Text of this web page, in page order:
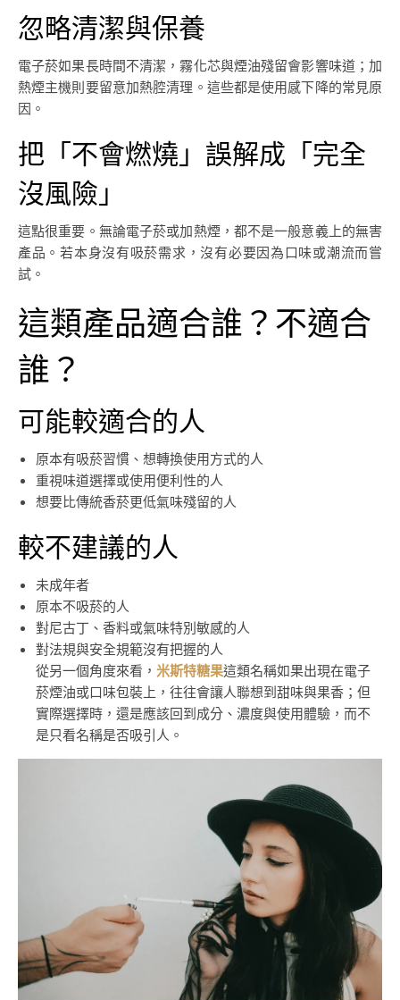
忽略清潔與保養
電子菸如果長時間不清潔，霧化芯與煙油殘留會影響味道；加
熱煙主機則要留意加熱腔清理。這些都是使用感下降的常見原
因。
把「不會燃燒」誤解成「完全
沒風險」
這點很重要。無論電子菸或加熱煙，都不是一般意義上的無害
產品。若本身沒有吸菸需求，沒有必要因為口味或潮流而嘗
試。
這類產品適合誰？不適合
誰？
可能較適合的人
原本有吸菸習慣、想轉換使用方式的人
重視味道選擇或使用便利性的人
想要比傳統香菸更低氣味殘留的人
較不建議的人
未成年者
原本不吸菸的人
對尼古丁、香料或氣味特別敏感的人
對法規與安全規範沒有把握的人
從另一個角度來看， 米斯特糖果這類名稱如果出現在電子
菸煙油或口味包裝上，往往會讓人聯想到甜味與果香；但
實際選擇時，還是應該回到成分、濃度與使用體驗，而不
是只看名稱是否吸引人。